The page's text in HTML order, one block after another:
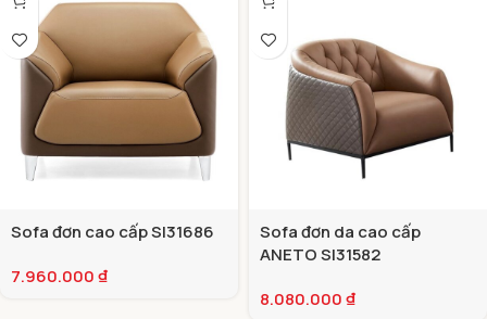
Sofa đơn cao cấp SI31686
7.960.000₫
Sofa đơn da cao cấp
ANETO SI31582
8.080.000₫